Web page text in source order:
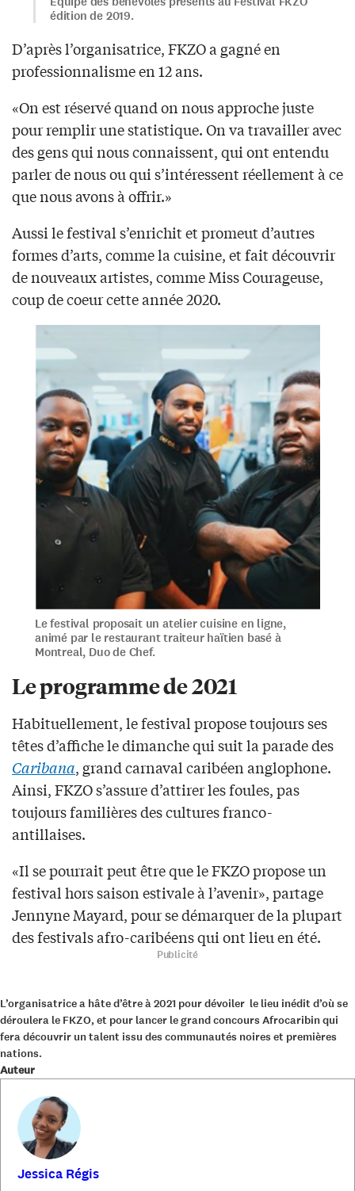
édition de 2019.
D’après l’organisatrice, FKZO a gagné en
professionnalisme en 12 ans.
«On est réservé quand on nous approche juste
pour remplir une statistique. On va travailler avec
des gens qui nous connaissent, qui ont entendu
parler de nous ou qui s’intéressent réellement à ce
que nous avons à offrir.»
Aussi le festival s’enrichit et promeut d’autres
formes d’arts, comme la cuisine, et fait découvrir
de nouveaux artistes, comme Miss Courageuse,
coup de coeur cette année 2020.
Le festival proposait un atelier cuisine en ligne,
animé par le restaurant traiteur haïtien basé à
Montreal, Duo de Chef.
Le programme de 2021
Habituellement, le festival propose toujours ses
têtes d’affiche le dimanche qui suit la parade des
Caribana, grand carnaval caribéen anglophone.
Ainsi, FKZO s’assure d’attirer les foules, pas
toujours familières des cultures franco-
antillaises.
«Il se pourrait peut être que le FKZO propose un
festival hors saison estivale à l’avenir», partage
Jennyne Mayard, pour se démarquer de la plupart
des festivals afro-caribéens qui ont lieu en été.
Publicité
L’organisatrice a hâte d’être à 2021 pour dévoiler le lieu inédit d’où se
déroulera le FKZO, et pour lancer le grand concours Afrocaribin qui
fera découvrir un talent issu des communautés noires et premières
nations.
Auteur
Jessica Régis